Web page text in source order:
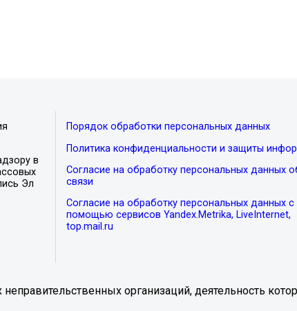
в
Эл
Порядок обработки персональных данных
Политика конфиденциальности и защиты
Согласие на обработку персональных данных
связи
Согласие на обработку персональных данных с
помощью сервисов Yandex.Metrika, LiveInternet,
top.mail.ru
организаций, деятельность